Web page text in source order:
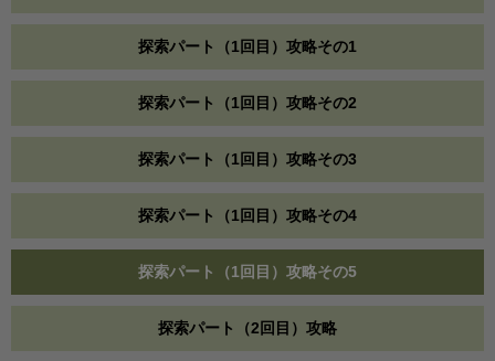
探索パート（1回目）攻略その1
探索パート（1回目）攻略その2
探索パート（1回目）攻略その3
探索パート（1回目）攻略その4
探索パート（1回目）攻略その5
探索パート（2回目）攻略